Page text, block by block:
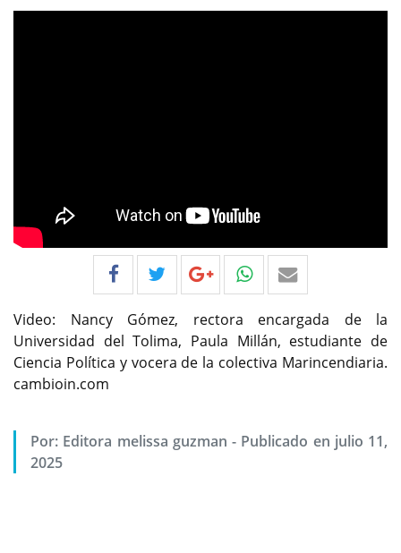
Video: Nancy Gómez, rectora encargada de la
Universidad del Tolima, Paula Millán, estudiante de
Ciencia Política y vocera de la colectiva Marincendiaria.
cambioin.com
Por: Editora melissa guzman - Publicado en julio 11,
2025